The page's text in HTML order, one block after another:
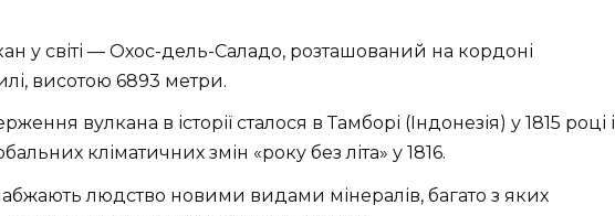
у світі — Охос-дель-Саладо, розташований на кордоні
висотою 6893 метри.
вулкана в історії сталося в Тамборі (Індонезія) у 1815 році і
кліматичних змін «року без літа» у 1816.
людство новими видами мінералів, багато з яких